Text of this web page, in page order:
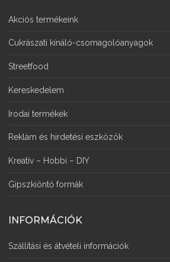
Akciós termékeink
Cukrászati kínáló-csomagolóanyagok
Streetfood
Kereskedelem
Irodai termékek
Reklám és hirdetési eszközök
Kreatív – Hobbi – DIY
Gipszkiöntő formák
INFORMÁCIÓK
Szállítási és átvételi információk